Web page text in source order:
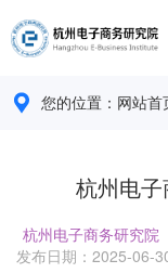
您的位置： 网站首
杭州电
杭州电子商务研究院
发布日期：2025-06-